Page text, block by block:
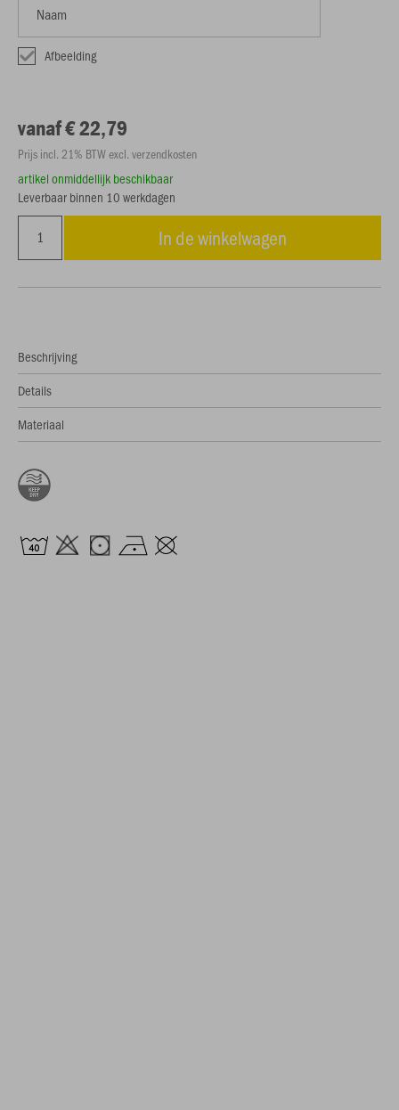
Afbeelding
vanaf € 22,79
Prijs incl. 21% BTW excl. verzendkosten
artikel onmiddellijk beschikbaar
Leverbaar binnen 10 werkdagen
In de winkelwagen
Beschrijving
Details
Materiaal